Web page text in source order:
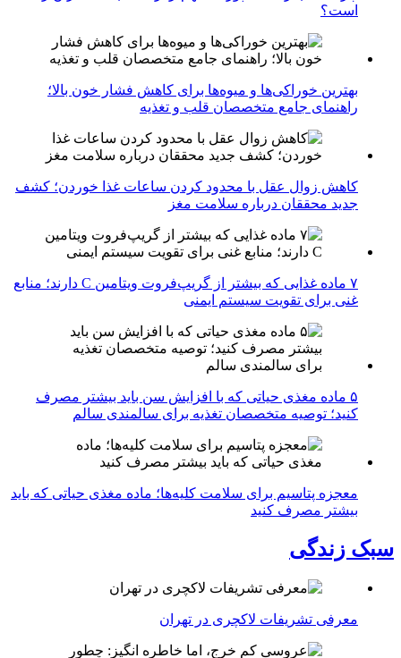
است؟
بهترین خوراکی‌ها و میوه‌ها برای کاهش فشار خون بالا؛
راهنمای جامع متخصصان قلب و تغذیه
کاهش زوال عقل با محدود کردن ساعات غذا خوردن؛ کشف
جدید محققان درباره سلامت مغز
۷ ماده غذایی که بیشتر از گریپ‌فروت ویتامین C دارند؛ منابع
غنی برای تقویت سیستم ایمنی
۵ ماده مغذی حیاتی که با افزایش سن باید بیشتر مصرف
کنید؛ توصیه متخصصان تغذیه برای سالمندی سالم
معجزه پتاسیم برای سلامت کلیه‌ها؛ ماده مغذی حیاتی که باید
بیشتر مصرف کنید
سبک زندگی
معرفی تشریفات لاکچری در تهران